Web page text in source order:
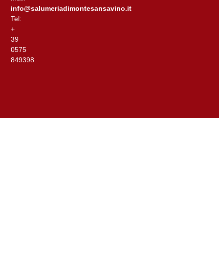
info@salumeriadimontesansavino.it
Tel:
+
39
0575
849398